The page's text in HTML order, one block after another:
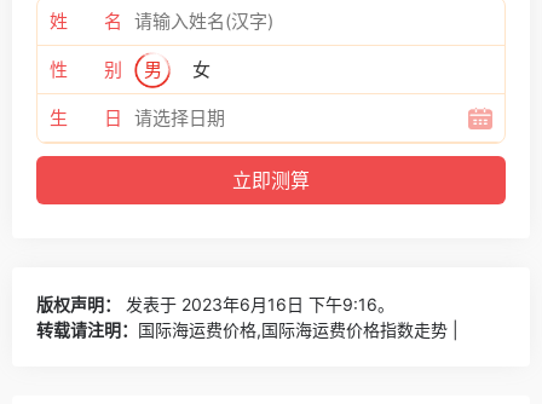
姓 名
性 别 男 女
生 日
版权声明：
发表于 2023年6月16日 下午9:16。
转载请注明：
国际海运费价格,国际海运费价格指数走势 |